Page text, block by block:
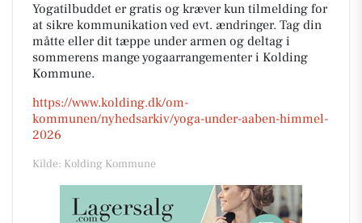
Yogatilbuddet er gratis og kræver kun tilmelding for
at sikre kommunikation ved evt. ændringer. Tag din
måtte eller dit tæppe under armen og deltag i
sommerens mange yogaarrangementer i Kolding
Kommune.
https://www.kolding.dk/om-
kommunen/nyhedsarkiv/yoga-under-aaben-himmel-
2026
Kilde: Kolding Kommune